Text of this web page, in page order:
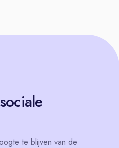
te blijven van de